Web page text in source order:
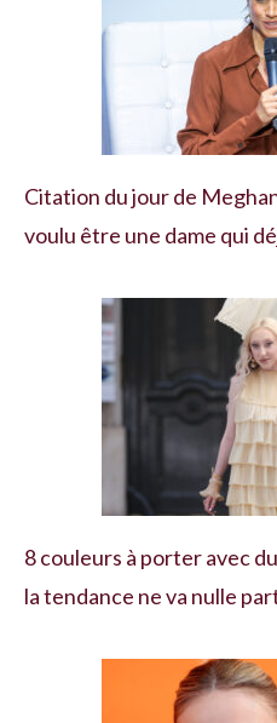
Citation du jour de
voulu être une dame qui
8 couleurs à porter avec
la tendance ne va nulle